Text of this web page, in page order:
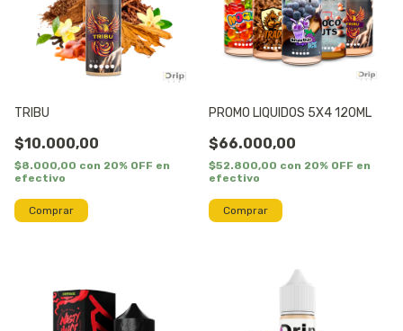
TRIBU
$10.000,00
$8.000,00 con 20% OFF en
efectivo
Comprar
PROMO LIQUIDOS 5X4 120ML
$66.000,00
$52.800,00 con 20% OFF en
efectivo